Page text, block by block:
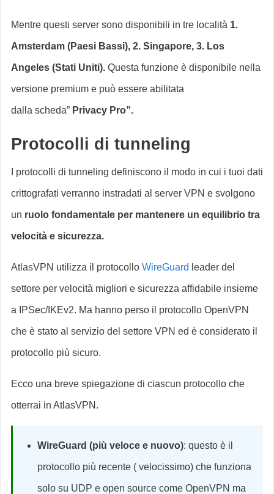
Mentre questi server sono disponibili in tre località 1.
Amsterdam (Paesi Bassi), 2. Singapore, 3. Los
Angeles (Stati Uniti). Questa funzione è disponibile nella
versione premium e può essere abilitata
dalla scheda” Privacy Pro”.
Protocolli di tunneling
I protocolli di tunneling definiscono il modo in cui i tuoi dati
crittografati verranno instradati al server VPN e svolgono
un ruolo fondamentale per mantenere un equilibrio tra
velocità e sicurezza.
AtlasVPN utilizza il protocollo WireGuard leader del
settore per velocità migliori e sicurezza affidabile insieme
a IPSec/IKEv2. Ma hanno perso il protocollo OpenVPN
che è stato al servizio del settore VPN ed è considerato il
protocollo più sicuro.
Ecco una breve spiegazione di ciascun protocollo che
otterrai in AtlasVPN.
WireGuard (più veloce e nuovo): questo è il
protocollo più recente ( velocissimo) che funziona
solo su UDP e open source come OpenVPN ma